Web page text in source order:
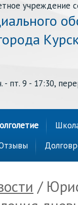
учреждение
пт. 9 - 17:30,
/